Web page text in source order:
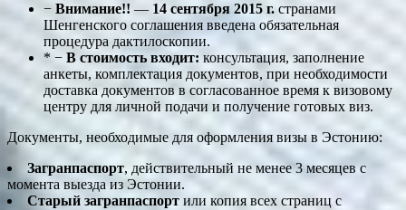
− Внимание!! — 14 сентября 2015 г. странами
Шенгенского соглашения введена обязательная
процедура дактилоскопии.
* − В стоимость входит: консультация, заполнение
анкеты, комплектация документов, при необходимости
доставка документов в согласованное время к визовому
центру для личной подачи и получение готовых виз.
Документы, необходимые для оформления визы в Эстонию:
Загранпаспорт, действительный не менее 3 месяцев с
момента выезда из Эстонии.
Старый загранпаспорт или копия всех страниц с